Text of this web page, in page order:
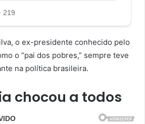
o ex-presidente conhecido pelo
o “pai dos pobres,” sempre teve
na política brasileira.
chocou a todos